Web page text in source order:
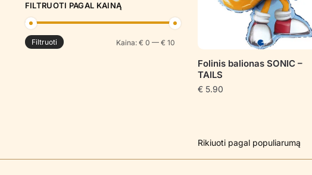
Folinis balionas SONIC –
TAILS
€5.90
FILTRUOTI PAGAL KAINĄ
Min
Maks
Filtruoti Kaina: € 0 — € 10